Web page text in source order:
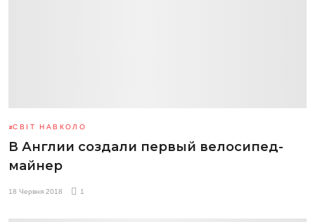
СВІТ НАВКОЛО
В Англии создали первый велосипед-
майнер
18 Червня 2018 1